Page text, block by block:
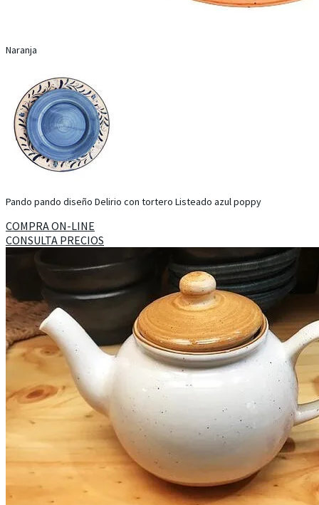
Naranja
Pando pando diseño Delirio con tortero Listeado azul poppy
COMPRA ON-LINE
CONSULTA PRECIOS